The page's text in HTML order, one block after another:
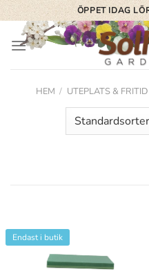
Skip
to
content
ÖPPET IDAG
HEM / UTEPLATS & FRITID
Endast i butik